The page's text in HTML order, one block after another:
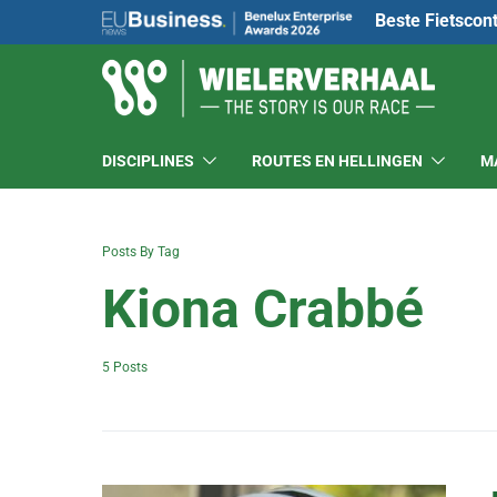
Beste
DISCIPLINES ROUTES EN HELLINGEN
Posts By Tag
Kiona Crabbé
5 Posts